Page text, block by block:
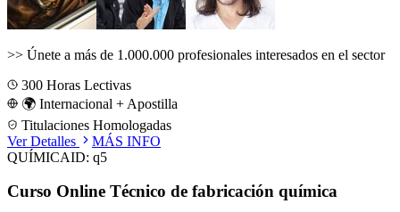
>> Únete a más de 1.000.000 profesionales interesados en el sector
300 Horas Lectivas
🌍 Internacional + Apostilla
Titulaciones Homologadas
Ver Detalles
MÁS INFO
QUÍMICAID: q5
Curso Online Técnico de fabricación química